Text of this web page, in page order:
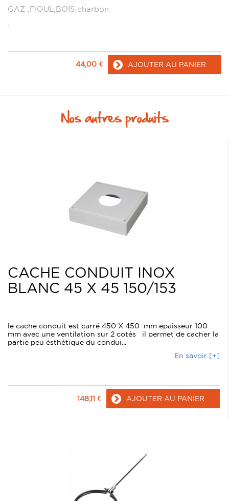
GAZ ,FIOUL,BOIS,charbon
44,00 € AJOUTER AU PANIER
Nos autres produits
CACHE CONDUIT INOX
BLANC 45 X 45 150/153
le cache conduit est carré 450 X 450 mm epaisseur 100
mm avec une ventilation sur 2 cotés il permet de cacher la
partie peu ésthétique du condui...
En savoir [+]
148,11 € AJOUTER AU PANIER